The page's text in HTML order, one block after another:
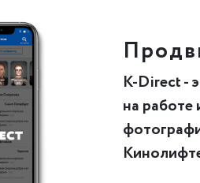
K-Direct -
на работе